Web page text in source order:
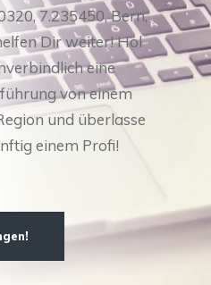
7.235450, Bern,
Dir weiter! Hol
eine
von einem
und überlasse
einem Profi!